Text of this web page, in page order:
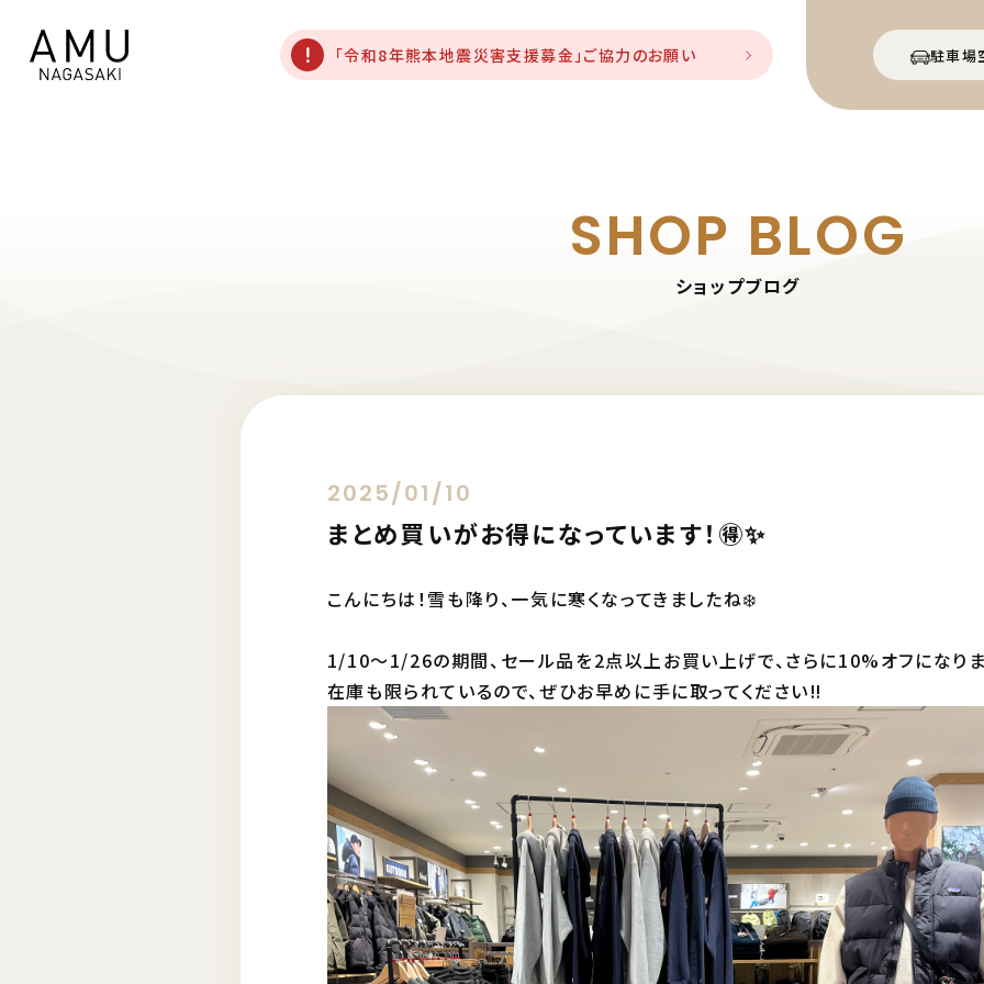
駐車場
「令和8年熊本地震災害支援募金」ご協力のお願い
SHOP BLOG
ショップブログ
2025/01/10
まとめ買いがお得になっています！🉐✨
こんにちは！雪も降り、一気に寒くなってきましたね❄️
1/10〜1/26の期間、セール品を2点以上お買い上げで、さらに10%オフになりま
在庫も限られているので、ぜひお早めに手に取ってください‼️